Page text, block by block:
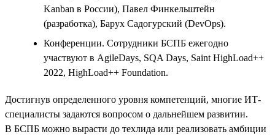
Kanban в России), Павел Финкельштейн
(разработка), Барух Садогурский (DevOps).
Конференции. Сотрудники БСПБ ежегодно
участвуют в AgileDays, SQA Days, Saint HighLoad++
2022, HighLoad++ Foundation.
Достигнув определенного уровня компетенций, многие ИТ-
специалисты задаются вопросом о дальнейшем развитии.
В БСПБ можно вырасти до техлида или реализовать амбиции